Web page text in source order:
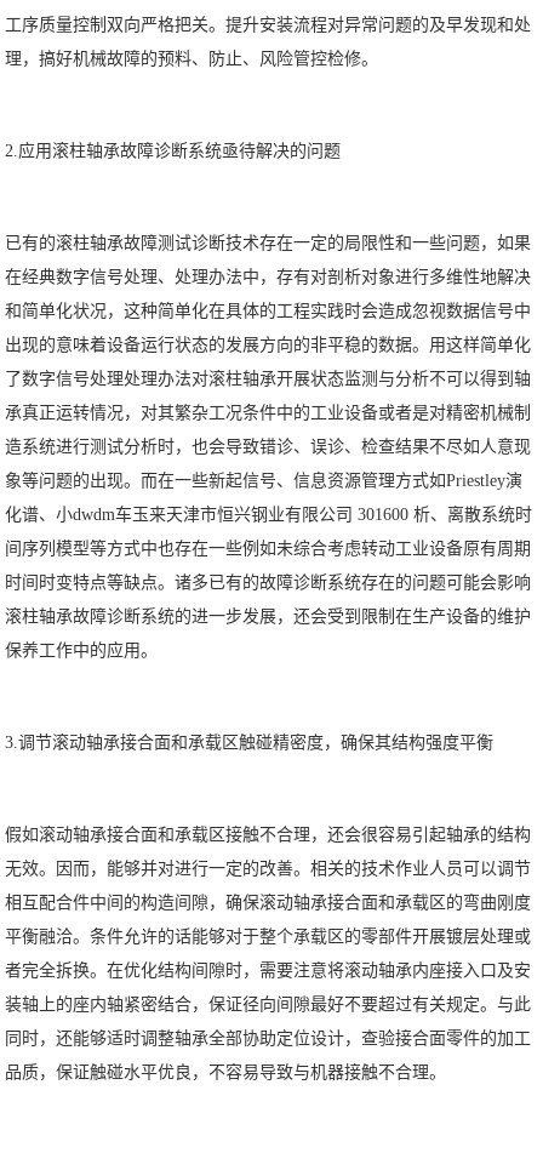
工序质量控制双向严格把关。提升安装流程对异常问题的及早发现和处
理，搞好机械故障的预料、防止、风险管控检修。
2.应用滚柱轴承故障诊断系统亟待解决的问题
已有的滚柱轴承故障测试诊断技术存在一定的局限性和一些问题，如果
在经典数字信号处理、处理办法中，存有对剖析对象进行多维性地解决
和简单化状况，这种简单化在具体的工程实践时会造成忽视数据信号中
出现的意味着设备运行状态的发展方向的非平稳的数据。用这样简单化
了数字信号处理处理办法对滚柱轴承开展状态监测与分析不可以得到轴
承真正运转情况，对其繁杂工况条件中的工业设备或者是对精密机械制
造系统进行测试分析时，也会导致错诊、误诊、检查结果不尽如人意现
象等问题的出现。而在一些新起信号、信息资源管理方式如Priestley演
化谱、小dwdm车玉来天津市恒兴钢业有限公司 301600 析、离散系统时
间序列模型等方式中也存在一些例如未综合考虑转动工业设备原有周期
时间时变特点等缺点。诸多已有的故障诊断系统存在的问题可能会影响
滚柱轴承故障诊断系统的进一步发展，还会受到限制在生产设备的维护
保养工作中的应用。
3.调节滚动轴承接合面和承载区触碰精密度，确保其结构强度平衡
假如滚动轴承接合面和承载区接触不合理，还会很容易引起轴承的结构
无效。因而，能够并对进行一定的改善。相关的技术作业人员可以调节
相互配合件中间的构造间隙，确保滚动轴承接合面和承载区的弯曲刚度
平衡融洽。条件允许的话能够对于整个承载区的零部件开展镀层处理或
者完全拆换。在优化结构间隙时，需要注意将滚动轴承内座接入口及安
装轴上的座内轴紧密结合，保证径向间隙最好不要超过有关规定。与此
同时，还能够适时调整轴承全部协助定位设计，查验接合面零件的加工
品质，保证触碰水平优良，不容易导致与机器接触不合理。